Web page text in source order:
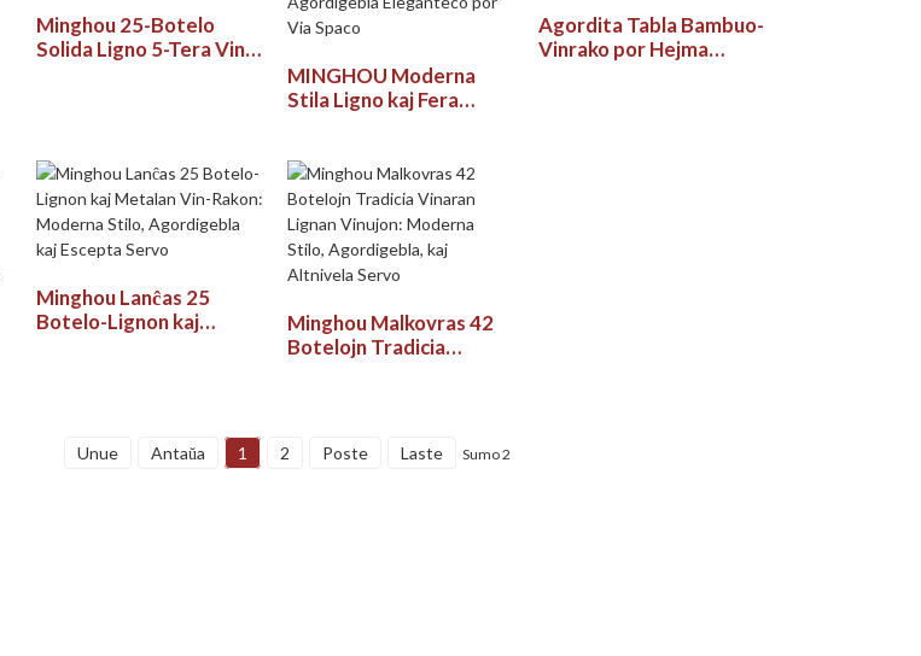
Minghou 25-Botelo
Solida Ligno 5-Tera Vina
MINGHOU Moderna
Stila Ligno kaj Fera
por Via Spaco
Agordita Tabla Bambuo-
Vinrako por Hejma
Minghou Lanĉas 25
Botelo-Lignon kaj
Minghou Malkovras 42
Botelojn Tradicia
Altnivela Servo
Unue Antaŭa 1 2 Poste Laste Sumo 2